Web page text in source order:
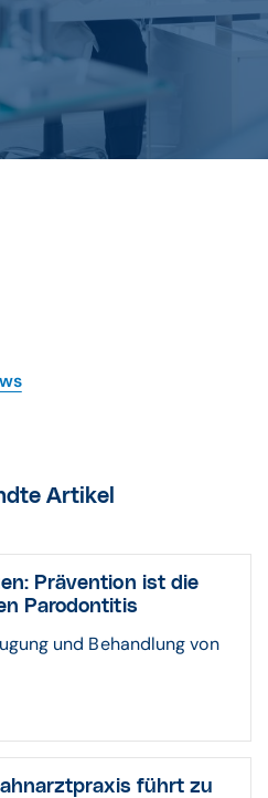
Artikel
Prävention ist die
Parodontitis
und Behandlung von
führt zu